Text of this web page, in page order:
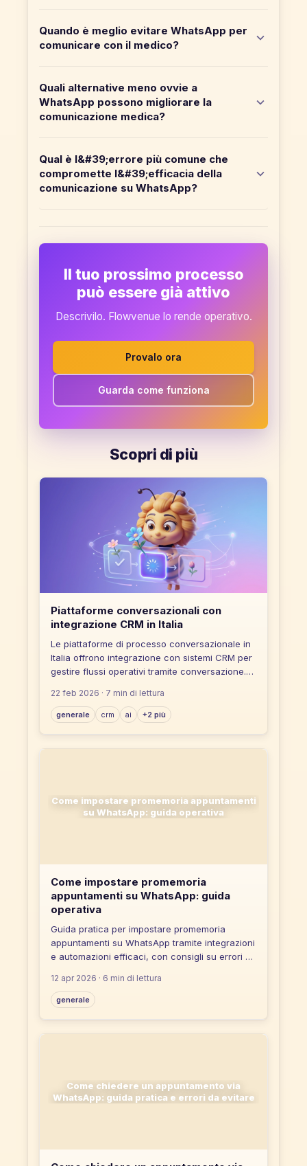
Quando è meglio evitare WhatsApp per
comunicare con il medico?
Quali alternative meno ovvie a
WhatsApp possono migliorare la
comunicazione medica?
Qual è l&#39;errore più comune che
compromette l&#39;efficacia della
comunicazione su WhatsApp?
Il tuo prossimo processo
può essere già attivo
Descrivilo. Flowvenue lo rende operativo.
Provalo ora
Guarda come funziona
Scopri di più
Piattaforme conversazionali con
integrazione CRM in Italia
Le piattaforme di processo conversazionale in
Italia offrono integrazione con sistemi CRM per
gestire flussi operativi tramite conversazione.
integrazione, scalabilità e multicanalità.
22 feb 2026 · 7 min di lettura
generale crm ai +2 più
Come impostare promemoria appuntamenti
su WhatsApp: guida operativa
Come impostare promemoria
appuntamenti su WhatsApp: guida
operativa
Guida pratica per impostare promemoria
appuntamenti su WhatsApp tramite integrazioni
e automazioni efficaci, con consigli su errori da
12 apr 2026 · 6 min di lettura
generale
Come chiedere un appuntamento via
WhatsApp: guida pratica e errori da evitare